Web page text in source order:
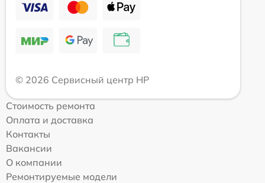
© 2026 Сервисный центр HP
Стоимость ремонта
Оплата и доставка
Контакты
Вакансии
О компании
Ремонтируемые модели